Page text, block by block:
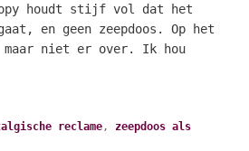
houdt stijf vol dat het
en geen zeepdoos. Op het
maar niet er over. Ik hou
reclame, zeepdoos als